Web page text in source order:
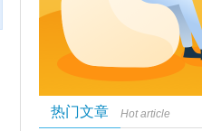
热门文章 Hot article